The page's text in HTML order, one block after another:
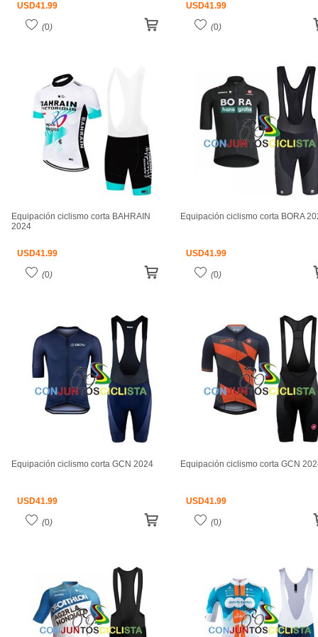
USD41.99
(0)
USD41.99
(0)
Equipación ciclismo corta BAHRAIN
2024
USD41.99
(0)
Equipación ciclismo corta BORA
USD41.99
(0)
Equipación ciclismo corta GCN 2024
USD41.99
(0)
Equipación ciclismo corta GCN
USD41.99
(0)